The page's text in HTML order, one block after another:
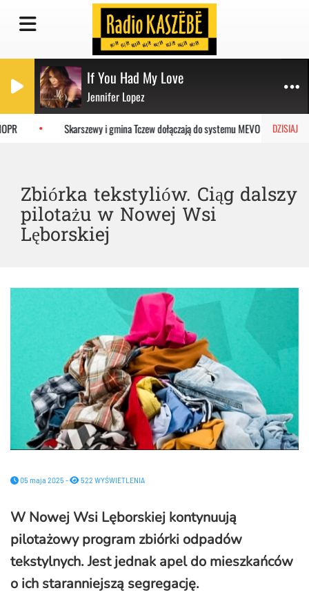
If You Had My Love
Jennifer Lopez
DZISIAJ
Skarszewy i gmina Tczew dołączają do systemu MEVO
Zbiórka tekstyliów. Ciąg dalszy
pilotażu w Nowej Wsi
Lęborskiej
05 maja 2025 - 522 WYŚWIETLENIA
W Nowej Wsi Lęborskiej kontynuują
pilotażowy program zbiórki odpadów
tekstylnych. Jest jednak apel do mieszkańców
o ich staranniejszą segregację.